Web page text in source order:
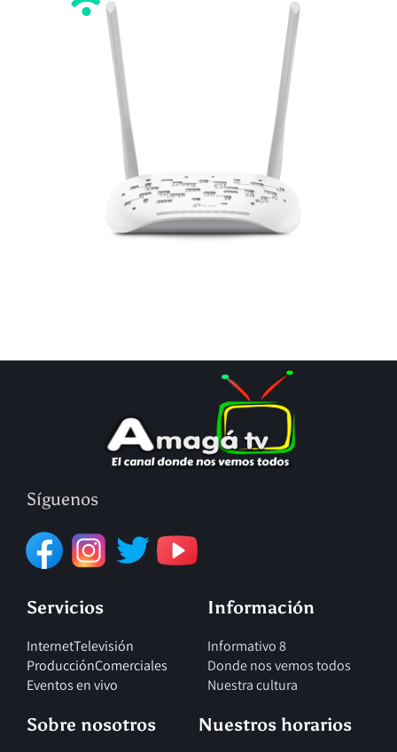
Síguenos
Servicios
InternetTelevisión
ProducciónComerciales
Eventos en vivo
Información
Informativo 8
Donde nos vemos todos
Nuestra cultura
Sobre nosotros Nuestros horarios